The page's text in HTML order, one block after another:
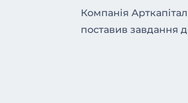
Компанія
поставив завдання